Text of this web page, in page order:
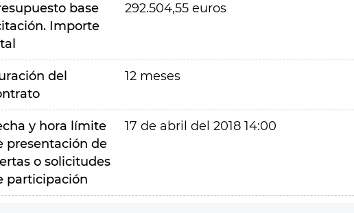
base
Importe
292.504,55 euros
del
12 meses
y hora límite
presentación de
o solicitudes
participación
17 de abril del 2018 14:00